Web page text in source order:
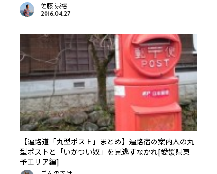
佐藤 崇裕
2016.04.27
【遍路道「丸型ポスト」まとめ】遍路宿の案内人の丸
型ポストと「いかつい奴」を見逃すなかれ[愛媛県東
予エリア編]